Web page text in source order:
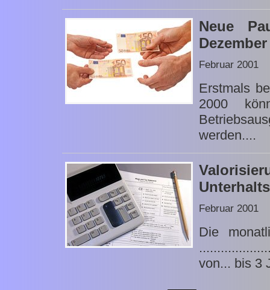
Neue
Dezember
Februar 2001
Erstmals
2000
werden....
Februar 2001
Die
von... bis 3